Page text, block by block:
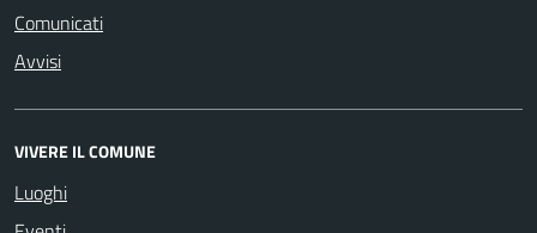
Comunicati
Avvisi
VIVERE IL COMUNE
Luoghi